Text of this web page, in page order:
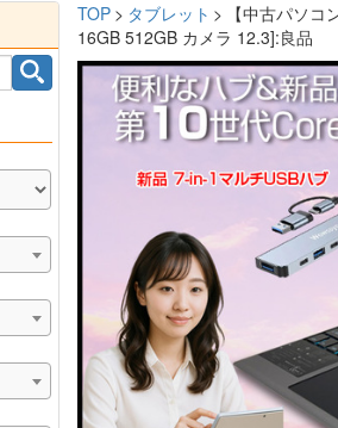
覧
コン
TOP タブレット
【中古パソ
16GB 512GB カメラ 12.3]:良品